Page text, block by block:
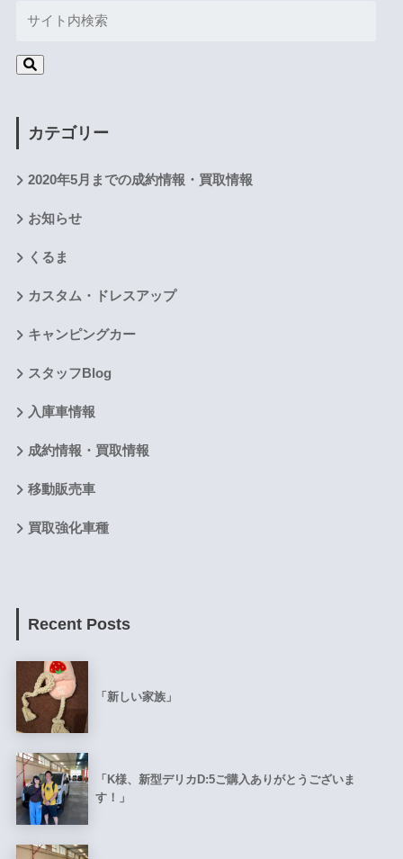
カテゴリー
2020年5月までの成約情報・買取情報
お知らせ
くるま
カスタム・ドレスアップ
キャンピングカー
スタッフBlog
入庫車情報
成約情報・買取情報
移動販売車
買取強化車種
Recent Posts
「新しい家族」
「K様、新型デリカD:5ご購入ありがとうございま
す！」